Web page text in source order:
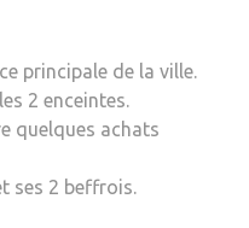
principale de la ville.
2 enceintes.
quelques achats
ses 2 beffrois.